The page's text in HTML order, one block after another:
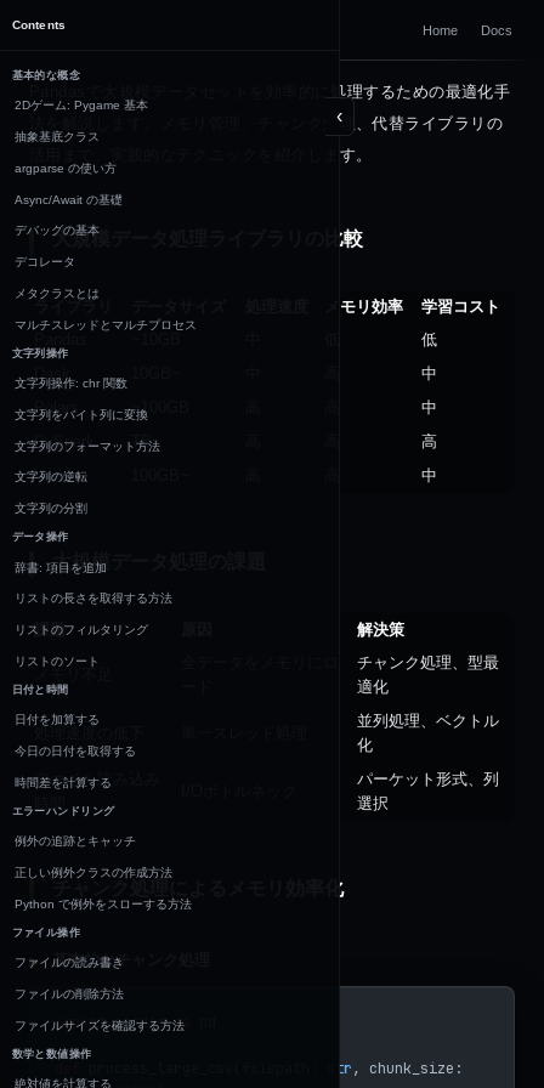
Home Docs
‹
Contents
基本的な概念
2Dゲーム: Pygame 基本
抽象基底クラス
argparse の使い方
Async/Await の基礎
デバッグの基本
デコレータ
メタクラスとは
マルチスレッドとマルチプロセス
文字列操作
文字列操作: chr 関数
文字列をバイト列に変換
文字列のフォーマット方法
文字列の逆転
文字列の分割
データ操作
辞書: 項目を追加
リストの長さを取得する方法
リストのフィルタリング
リストのソート
日付と時間
日付を加算する
今日の日付を取得する
時間差を計算する
エラーハンドリング
例外の追跡とキャッチ
正しい例外クラスの作成方法
Python で例外をスローする方法
ファイル操作
ファイルの読み書き
ファイルの削除方法
ファイルサイズを確認する方法
数学と数値操作
絶対値を計算する
Pandasで大規模データセットを効率的に処理するための最適化手
法を解説します。メモリ管理、チャンク処理、代替ライブラリの
活用まで、実践的なテクニックを紹介します。
大規模データ処理ライブラリの比較
メモリ効率
学習コスト
低
Dask
中
Polars
~100GB
中
PySpark
TB~
高
Vaex
中
大規模データ処理の課題
課題 解決策
チャンク処理、型最
適化
処理速度の低下
並列処理、ベクトル
化
ファイル読み込み
時間
パーケット形式、列
選択
チャンク処理によるメモリ効率化
基本的なチャンク処理
import pandas as
str